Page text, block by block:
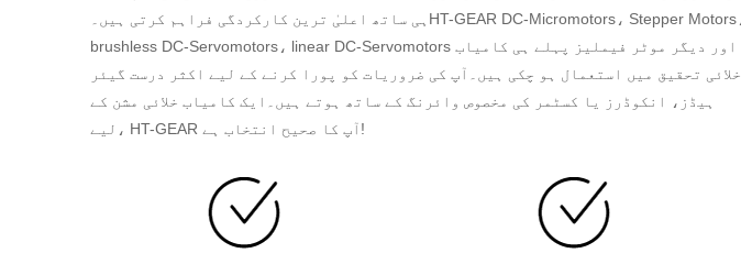
ہی ساتھ اعلیٰ ترین کارکردگی فراہم کرتی ہیں۔HT-GEAR DC-Micromotors، Stepper Motors،
brushless DC-Servomotors، linear DC-Servomotors اور دیگر موٹر فیملیز پہلے ہی کامیاب
خلائی تحقیق میں استعمال ہو چکی ہیں۔آپ کی ضروریات کو پورا کرنے کے لیے اکثر درست گیئر
ہیڈز، انکوڈرز یا کسٹمر کی مخصوص وائرنگ کے ساتھ ہوتے ہیں۔ایک کامیاب خلائی مشن کے
لیے، HT-GEAR آپ کا صحیح انتخاب ہے!